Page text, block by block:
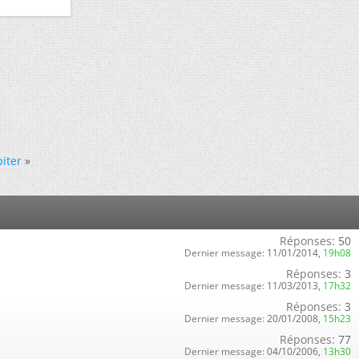
»
Réponses: 50
Dernier message: 11/01/2014, 19h08
Réponses: 3
Dernier message: 11/03/2013, 17h32
Réponses: 3
Dernier message: 20/01/2008, 15h23
Réponses: 77
Dernier message: 04/10/2006, 13h30